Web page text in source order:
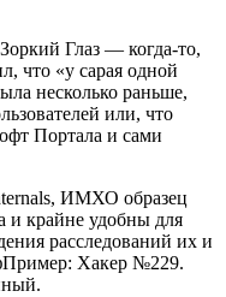
Глаз — когда-то,
что «у сарая одной
несколько раньше,
или, что
Портала и сами
ИМХО образец
и крайне удобны для
расследований их и
Хакер №229.